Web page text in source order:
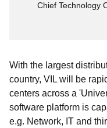
Chief Technology
With the largest
country, VIL will be
centers across a
software platform is
e.g. Network, IT and